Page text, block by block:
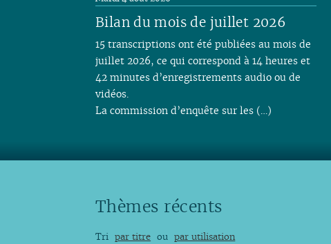
Bilan du mois de juillet 2026
15 transcriptions ont été publiées au mois de
juillet 2026, ce qui correspond à 14 heures et
42 minutes d’enregistrements audio ou de
vidéos.
La commission d’enquête sur les (…)
Thèmes récents
Tri par titre ou par utilisation